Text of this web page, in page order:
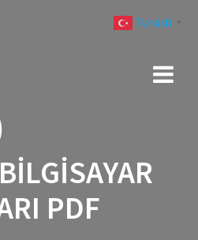
BILGISAYAR
PDF
Turkish ▼